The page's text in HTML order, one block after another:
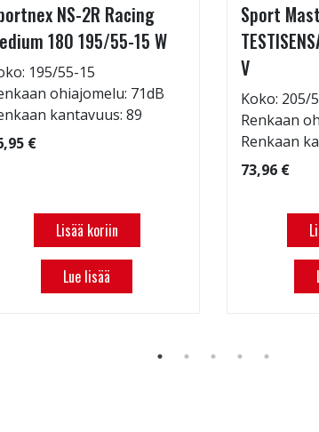
NS-2R Racing
180 195/55-15 W
195/55-15
ohiajomelu: 71dB
kantavuus: 89
€
Lisää koriin
Lue lisää
Sport
V
Koko: 205/
Renkaan
Renkaan
73,96 €